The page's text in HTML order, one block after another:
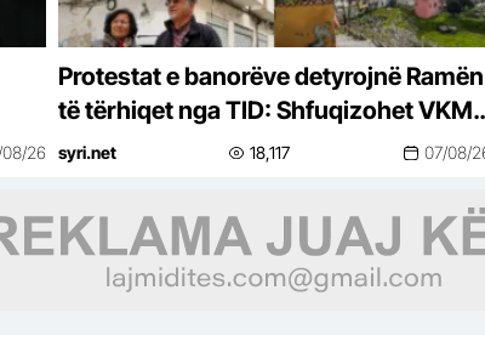
26
Protestat e banorëve detyrojnë Ramën
të tërhiqet nga TID: Shfuqizohet VKM-
ja për zonën ku parashikohej projekti
syri.net 18,117 07/08/